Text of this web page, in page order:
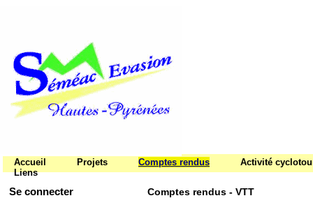
Accueil Projets Comptes rendus
Activité
Liens
Se connecter Comptes rendus - VTT